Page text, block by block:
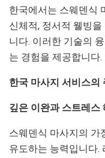
한국에서는 스웨덴식
신체적, 정서적 웰빙
니다. 이러한 기술의
는 경험을 제공합니다.
한국 마사지 서비스의
깊은 이완과 스트레스
스웨덴식 마사지의 가
유도하는 능력입니다.